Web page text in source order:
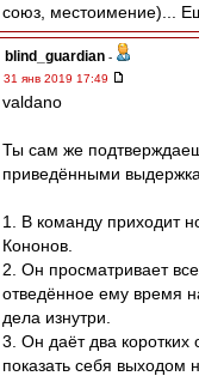
союз, местоимение)...
blind_guardian -
31 янв 2019 17:49
valdano
Ты сам же
приведёнными
1. В команду приходит
Кононов.
2. Он просматривает
отведённое ему время
дела изнутри.
3. Он даёт два коротких
показать себя выходом